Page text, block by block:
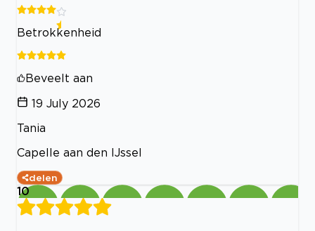
Betrokkenheid
Beveelt aan
19 July 2026
Tania
Capelle aan den IJssel
delen
10